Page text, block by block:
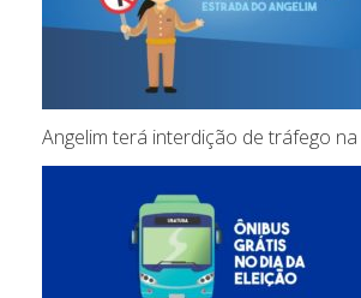
Angelim terá interdição de tráfego